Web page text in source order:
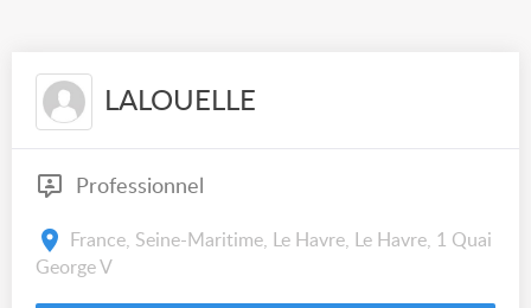
LALOUELLE
Professionnel
France, Seine-Maritime, Le Havre, Le Havre, 1 Quai
George V